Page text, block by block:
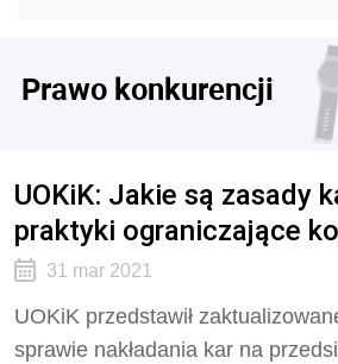
Prawo konkurencji
UOKiK: Jakie są zasady
praktyki ograniczające
31 mar 2021
UOKiK przedstawił
sprawie nakładania kar na